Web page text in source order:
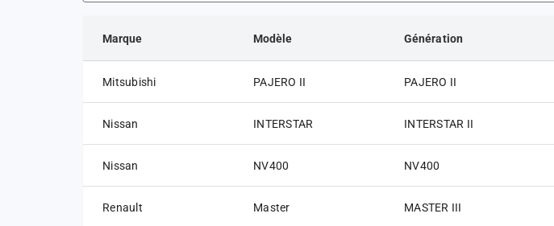
Marque Modèle Génération
Mitsubishi PAJERO II PAJERO II
Nissan INTERSTAR INTERSTAR II
Nissan NV400 NV400
Renault Master MASTER III